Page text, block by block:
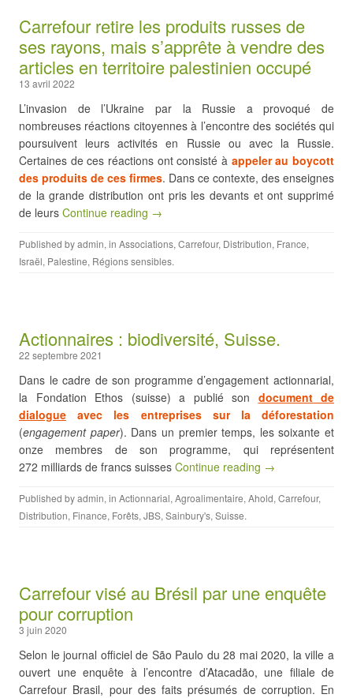
Carrefour retire les produits russes de
ses rayons, mais s’apprête à vendre des
articles en territoire palestinien occupé
13 avril 2022
L’invasion de l’Ukraine par la Russie a provoqué de
nombreuses réactions citoyennes à l’encontre des sociétés qui
poursuivent leurs activités en Russie ou avec la Russie.
Certaines de ces réactions ont consisté à appeler au boycott
des produits de ces firmes. Dans ce contexte, des enseignes
de la grande distribution ont pris les devants et ont supprimé
de leurs Continue reading →
Published byadmin, in Associations, Carrefour, Distribution, France,
Israël, Palestine, Régions sensibles.
Actionnaires : biodiversité, Suisse.
22 septembre 2021
Dans le cadre de son programme d’engagement actionnarial,
la Fondation Ethos (suisse) a publié son document de
dialogue avec les entreprises
sur la déforestation
(engagement paper). Dans un premier temps, les soixante et
onze membres de son programme, qui représentent
272 milliards de francs suisses Continue reading →
Published byadmin, in Actionnarial, Agroalimentaire, Ahold, Carrefour,
Distribution, Finance, Forêts, JBS, Sainbury's, Suisse.
Carrefour visé au Brésil par une enquête
pour corruption
3 juin 2020
Selon le journal officiel de São Paulo du 28 mai 2020, la ville a
ouvert une enquête à l’encontre d’Atacadão, une filiale de
Carrefour Brasil, pour des faits présumés de corruption. En